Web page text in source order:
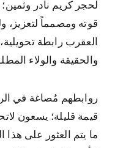
لحجر كريم نادر
قوته ومصمماً لتعزيز،
العقرب رابطة
والحقيقة والولاء
روابطهم مُصاغة في
قيمة قليلة؛ يسعون
ما يتم العثور على هذا